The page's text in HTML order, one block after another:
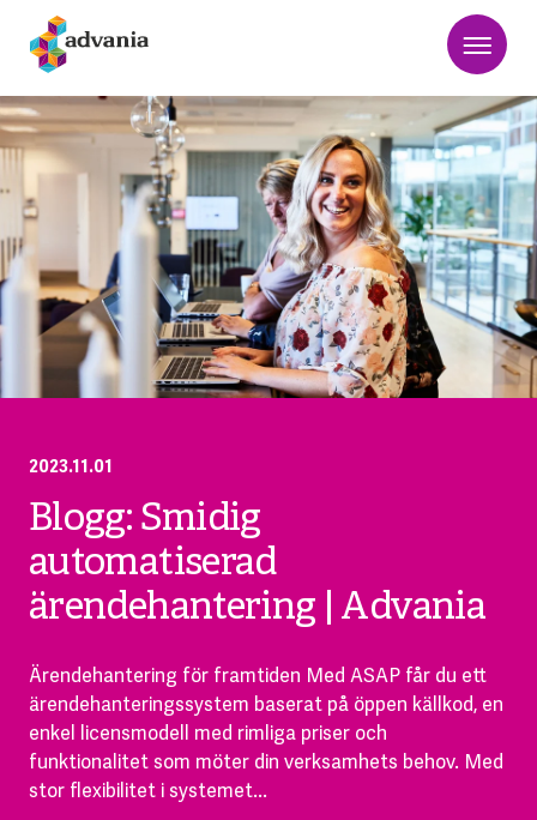
2023.11.01
Blogg: Smidig
automatiserad
ärendehantering | Advania
Ärendehantering för framtiden Med ASAP får du ett
ärendehanteringssystem baserat på öppen källkod, en
enkel licensmodell med rimliga priser och
funktionalitet som möter din verksamhets behov. Med
stor flexibilitet i systemet...